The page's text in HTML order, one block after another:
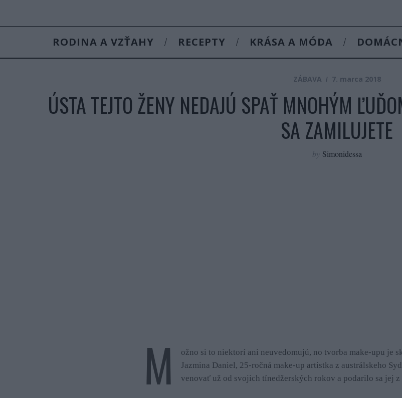
RODINA A VZŤAHY RECEPTY KRÁSA A MÓDA
ZÁBAVA 7. marca 2018
ÚSTA TEJTO ŽENY NEDAJÚ SPAŤ MNOHÝM
SA ZAMILUJETE
by Simonidessa
M
ožno si to niektorí ani neuvedomujú, no tvorba make-upu je
Jazmina Daniel, 25-ročná make-up artistka z austrálskeho
venovať už od svojich tínedžerských rokov a podarilo sa jej